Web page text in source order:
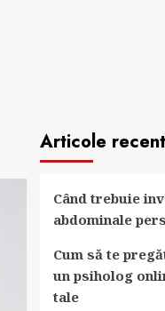
Articole
Când trebuie
abdominale
Cum să te
un psiholog
tale